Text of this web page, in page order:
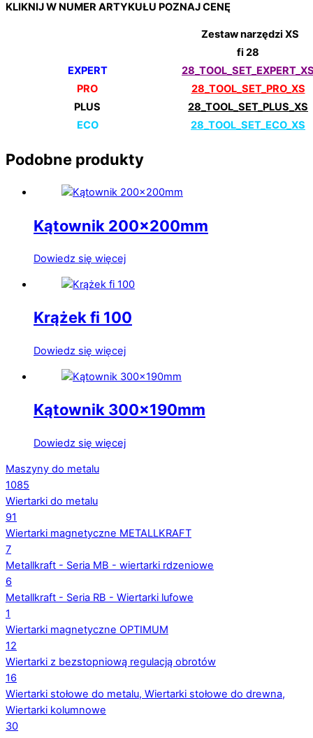
KLIKNIJ W NUMER ARTYKUŁU POZNAJ CENĘ
Zestaw narzędzi XS
fi 28
EXPERT
PRO
28_TOOL_SET_PRO_XS
PLUS
28_TOOL_SET_PLUS_XS
ECO
28_TOOL_SET_ECO_XS
Podobne produkty
Kątownik 200x200mm
Dowiedz się więcej
Krążek fi 100
Dowiedz się więcej
Kątownik 300x190mm
Dowiedz się więcej
Maszyny do metalu
1085
Wiertarki do metalu
91
Wiertarki magnetyczne METALLKRAFT
7
Metallkraft - Seria MB - wiertarki rdzeniowe
6
Metallkraft - Seria RB - Wiertarki lufowe
1
Wiertarki magnetyczne OPTIMUM
12
Wiertarki z bezstopniową regulacją obrotów
16
Wiertarki stołowe do metalu, Wiertarki stołowe do drewna,
Wiertarki kolumnowe
30